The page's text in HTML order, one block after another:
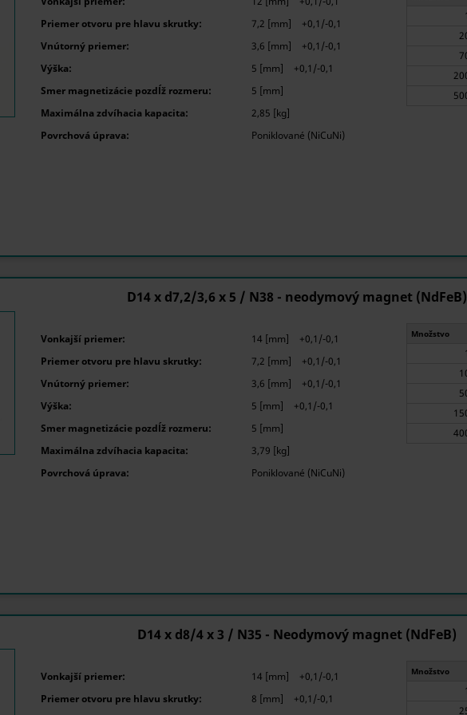
Priemer otvoru pre hlavu skrutky:
7,2 [mm]
+0,1/-0,1
Vnútorný priemer:
3,6 [mm]
+0,1/-0,1
Výška:
5 [mm]
+0,1/-0,1
Smer magnetizácie pozdĺž rozmeru:
5 [mm]
Maximálna zdvíhacia kapacita:
2,85 [kg]
Povrchová úprava:
Poniklované (NiCuNi)
D14 x d7,2/3,6 x 5 / N38 - neodymový magnet (NdFeB)
Vonkajší priemer: 14 [mm]
+0,1/-0,1
Priemer otvoru pre hlavu skrutky:
7,2 [mm]
+0,1/-0,1
Vnútorný priemer:
3,6 [mm]
+0,1/-0,1
Výška:
5 [mm]
+0,1/-0,1
Smer magnetizácie pozdĺž rozmeru:
5 [mm]
Maximálna zdvíhacia kapacita:
3,79 [kg]
Povrchová úprava:
Poniklované (NiCuNi)
Množstvo
D14 x d8/4 x 3 / N35 - Neodymový magnet (NdFeB)
Vonkajší priemer: 14 [mm]
+0,1/-0,1
Priemer otvoru pre hlavu skrutky:
8 [mm]
+0,1/-0,1
Množstvo